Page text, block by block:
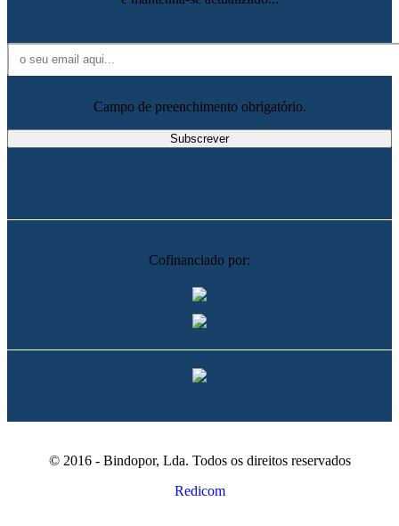
Campo de preenchimento obrigatório.
Cofinanciado por:
© 2016 - Bindopor, Lda. Todos os direitos reservados
Redicom